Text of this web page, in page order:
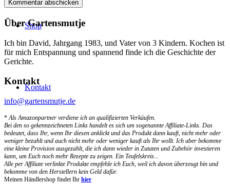
Shop
Kontakt
Über Gartensmutje
Ich bin David, Jahrgang 1983, und Vater von 3 Kindern. Kochen ist
für mich Entspannung und spannend finde ich die Geschichte der
Gerichte.
Kontakt
info@gartensmutje.de
*Als Amazonpartner verdiene ich an qualifizierten Verkäufen.
Bei den so gekennzeichneten Links handelt es sich um sogenannte Affiliate-Links. Das
bedeutet, dass Ihr, wenn Ihr diesen anklickt und das Produkt dann kauft, nicht mehr oder
weniger bezahlt und auch nicht mehr oder weniger kauft als Ihr wollt. Ich aber bekomme
eine kleine Provision ausgezahlt, die ich dann wieder in Zutaten und Zubehör investieren
kann, um Euch noch mehr Rezepte zu zeigen. Ein Teufelskreis...
Alle per Affiliate verlinkte Produkte empfehle ich Euch, weil ich davon überzeugt bin und
bekomme von den Herstellern kein Geld dafür.
Meinen Händlershop findet Ihr hier